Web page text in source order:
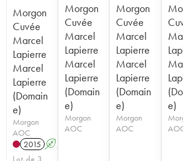
Morgon
Cuvée
Marcel
Lapierre
Marcel
Lapierre
(Domain
e)
Morgon
AOC
2015 A
Lot de 3
Morgon
Cuvée
Marcel
Lapierre
Marcel
Lapierre
(Domain
e)
Morgon
AOC
Morgon
Cuvée
Marcel
Lapierre
Marcel
Lapierre
(Domain
e)
Morgon
AOC
e)